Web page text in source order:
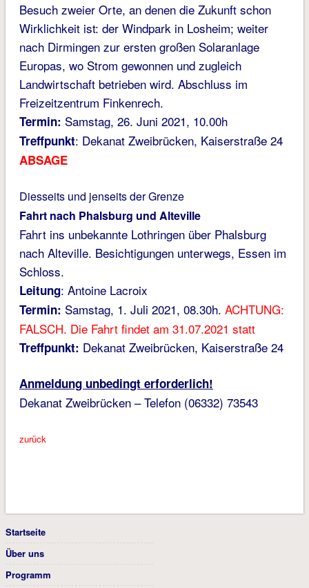
Besuch zweier Orte, an denen die Zukunft schon
Wirklichkeit ist: der Windpark in Losheim; weiter
nach Dirmingen zur ersten großen Solaranlage
Europas, wo Strom gewonnen und zugleich
Landwirtschaft betrieben wird. Abschluss im
Freizeitzentrum Finkenrech.
Termin: Samstag, 26. Juni 2021, 10.00h
Treffpunkt: Dekanat Zweibrücken, Kaiserstraße 24
ABSAGE
Diesseits und jenseits der Grenze
Fahrt nach Phalsburg und Alteville
Fahrt ins unbekannte Lothringen über Phalsburg
nach Alteville. Besichtigungen unterwegs, Essen im
Schloss.
Leitung: Antoine Lacroix
Termin: Samstag, 1. Juli 2021, 08.30h. ACHTUNG:
FALSCH. Die Fahrt findet am 31.07.2021 statt
Treffpunkt: Dekanat Zweibrücken, Kaiserstraße 24
Anmeldung unbedingt erforderlich!
Dekanat Zweibrücken – Telefon (06332) 73543
zurück
Startseite
Über uns
Programm